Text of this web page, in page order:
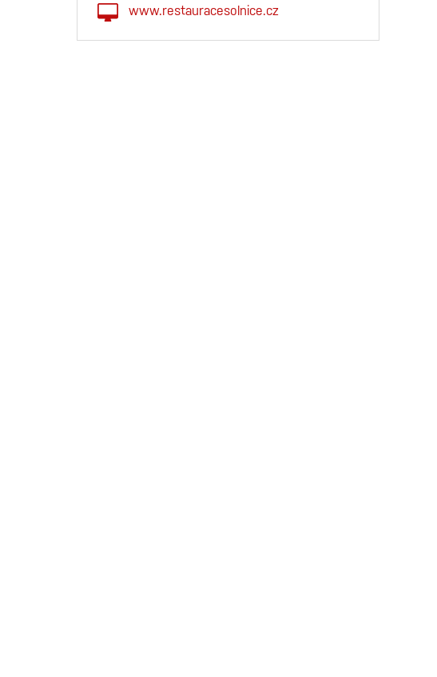
www.restauracesolnice.cz